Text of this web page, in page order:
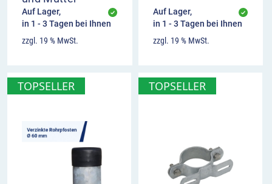
markiert Fahrstreifen ausschließlich für den
Linienbus-, Schüler- und Behindertenverkehr
es besteht ein Verkehrsverbot für alle anderen
Zusatzzeichen zugelassen werden
Auf Lager,
in 1 - 3 Tagen bei Ihnen
zzgl. 19 % MwSt.
Auf Lager,
in 1 - 3 Tagen bei Ihnen
zzgl. 19 % MwSt.
TOPSELLER TOPSELLER